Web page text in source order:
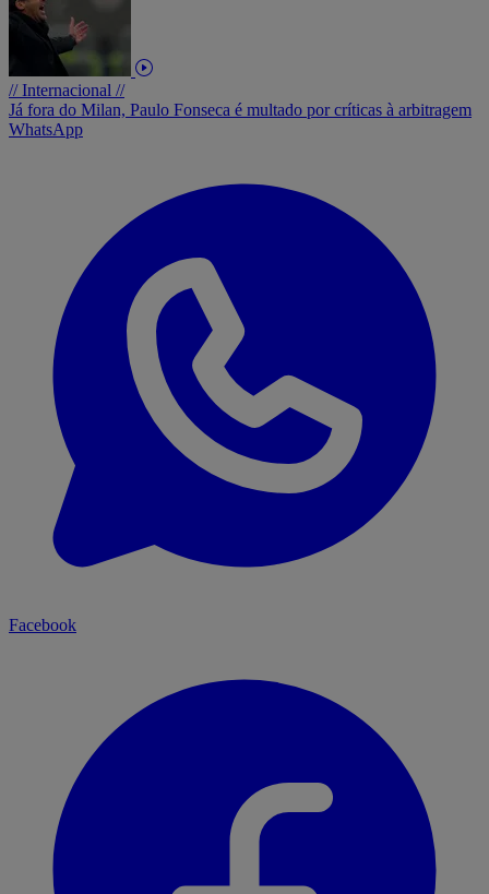
// Internacional //
Já fora do Milan, Paulo Fonseca é multado por críticas à arbitragem
WhatsApp
Facebook